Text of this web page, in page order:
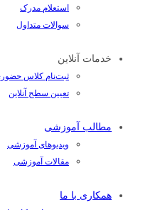
استعلام مدرک
سوالات متداول
خدمات آنلاین
ثبت‌نام کلاس حضوری
تعیین سطح آنلاین
مطالب آموزشی
ویدیوهای آموزشی
مقالات آموزشی
همکاری با ما